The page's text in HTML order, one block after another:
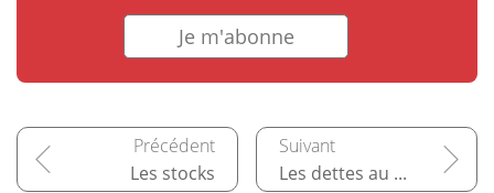
Je m'abonne
Les stocks Les dettes au bilan